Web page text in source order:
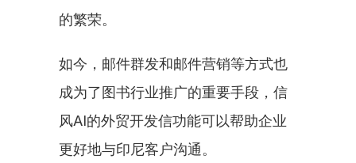
的繁荣。
如今，邮件群发和邮件营销等方式也
成为了图书行业推广的重要手段，信
风AI的外贸开发信功能可以帮助企业
更好地与印尼客户沟通。